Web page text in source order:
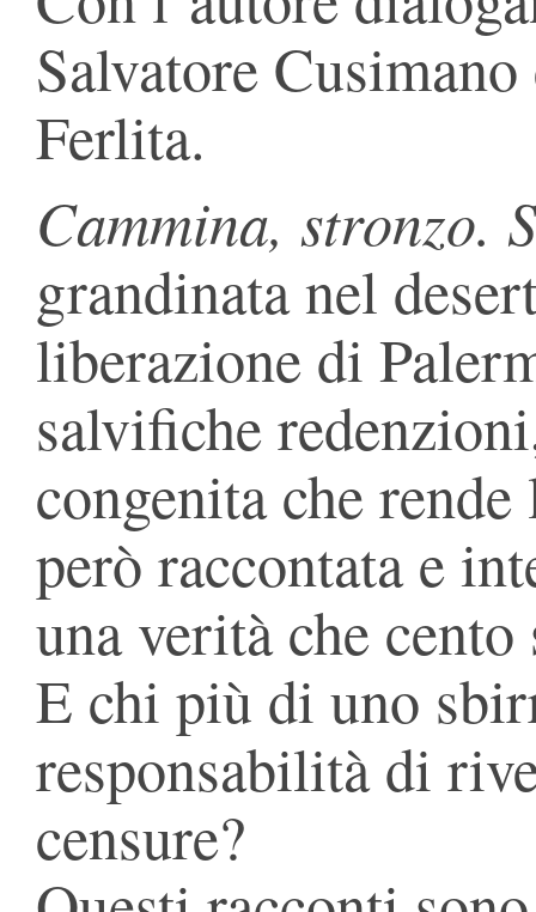
Salvatore
Ferlita.
Cammina, stronzo.
grandinata nel
liberazione di
salvifiche
congenita che
però raccontata e
una verità che cento
E chi più di uno
responsabilità di
censure?